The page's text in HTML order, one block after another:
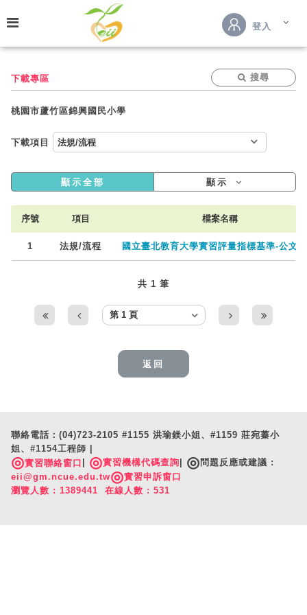
登入
下載專區 搜尋
桃園市蘆竹區錦興國民小學
下載項目
顯示全部 顯示
序號 項目 檔案名稱
1 法規/流程 國立臺北教育大學實習評量指標基準-公文
共 1 筆
返回
聯絡電話：(04)723-2105 #1155 洪瑜鎂小姐、#1159 莊宛蓁小
姐、#1154工程師 |
◎實習聯絡窗口 ◎實習機構代碼查詢 ◎ 問題反應或建議 :
eii@gm.ncue.edu.tw◎實習申訴窗口
瀏覽人數 : 1389441 在線人數 : 531